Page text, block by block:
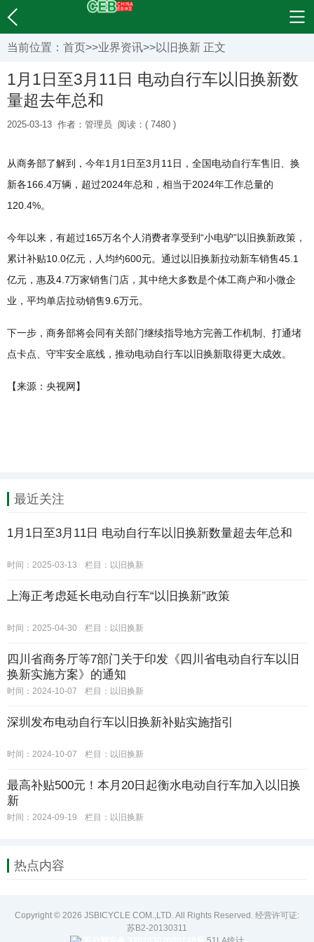
当前位置： 首页>>业界资讯>>以旧换新 正文
1月1日至3月11日 电动自行车以旧换新数
量超去年总和
2025-03-13 作者：管理员 阅读：( 7480 )
从商务部了解到，今年1月1日至3月11日，全国电动自行车售旧、换
新各166.4万辆，超过2024年总和，相当于2024年工作总量的
120.4%。
今年以来，有超过165万名个人消费者享受到“小电驴”以旧换新政策，
累计补贴10.0亿元，人均约600元。通过以旧换新拉动新车销售45.1
亿元，惠及4.7万家销售门店，其中绝大多数是个体工商户和小微企
业，平均单店拉动销售9.6万元。
下一步，商务部将会同有关部门继续指导地方完善工作机制、打通堵
点卡点、守牢安全底线，推动电动自行车以旧换新取得更大成效。
【来源：央视网】
最近关注
1月1日至3月11日 电动自行车以旧换新数量超去年总和
时间：2025-03-13 栏目： 以旧换新
上海正考虑延长电动自行车“以旧换新”政策
时间：2025-04-30 栏目： 以旧换新
四川省商务厅等7部门关于印发《四川省电动自行车以旧
换新实施方案》的通知
时间：2024-10-07 栏目： 以旧换新
深圳发布电动自行车以旧换新补贴实施指引
时间：2024-10-07 栏目： 以旧换新
最高补贴500元！本月20日起衡水电动自行车加入以旧换
新
时间：2024-09-19 栏目： 以旧换新
热点内容
Copyright © 2026 JSBICYCLE COM.,LTD. All Rights Reserved. 经营许可证:
苏B2-20130311